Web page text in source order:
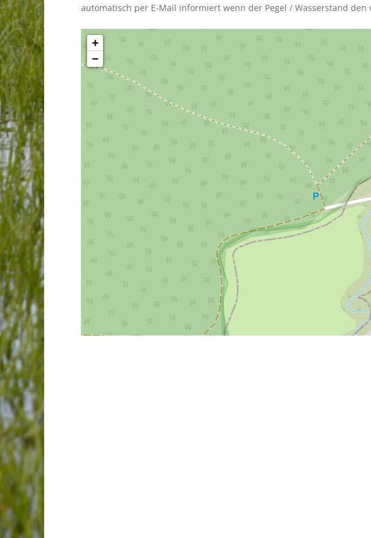
automatisch per E-Mail informiert wenn der Pegel / Wasserstand
+
−